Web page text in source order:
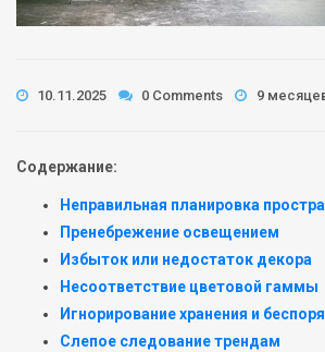
10.11.2025 0 Comments 9
Содержание:
Неправильная планировка
Пренебрежение освещением
Избыток или недостаток декора
Несоответствие цветовой гаммы
Игнорирование хранения и
Слепое следование трендам